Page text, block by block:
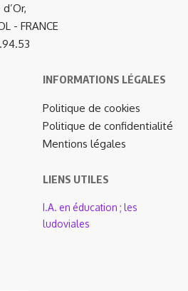
- FRANCE
INFORMATIONS LÉGALES
Politique de cookies
Politique de confidentialité
Mentions légales
LIENS UTILES
I.A. en éducation ; les
ludoviales